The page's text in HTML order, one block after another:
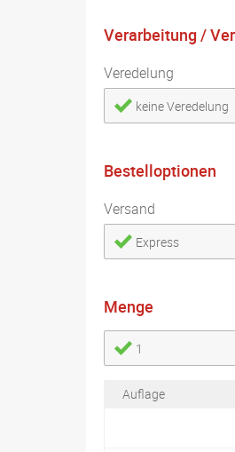
Verarbeitung /
Veredelung
keine Veredelung
Bestelloptionen
Versand
Express
Menge
1
Auflage